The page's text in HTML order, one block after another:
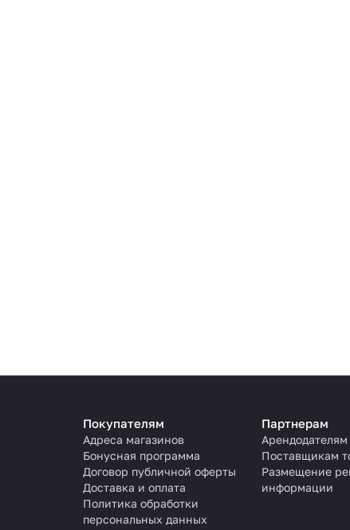
Покупателям
Адреса магазинов
Бонусная программа
Договор публичной оферты
Доставка и оплата
Политика обработки
персональных данных
Партнерам
Арендодателям
Поставщикам
Размещение
информации